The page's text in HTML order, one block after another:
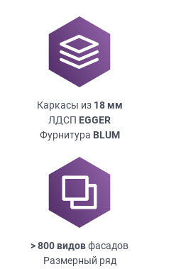
Каркасы из 18мм
ЛДСП EGGER
Фурнитура BLUM
> 800 видовфасадов
Размерный ряд